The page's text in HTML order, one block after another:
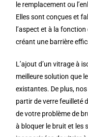
le remplacement ou
Elles sont conçues et
l’aspect et à la
créant une barrière
L’ajout d’un vitrage à
meilleure solution que
existantes. De plus,
partir de verre feuilleté
de votre problème de
à bloquer le bruit et les